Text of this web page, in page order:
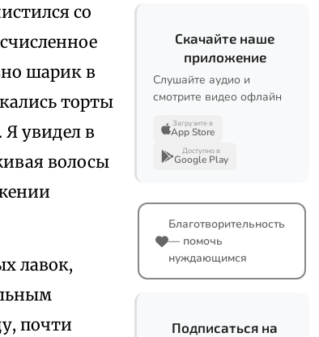
со
шарик в
торты
увидел в
волосы
лавок,
почти
Скачайте наше
приложение
Слушайте аудио и
смотрите видео офлайн
Загрузите в
App Store
Доступно в
Google Play
Благотворительность
— помочь
нуждающимся
Подписаться на